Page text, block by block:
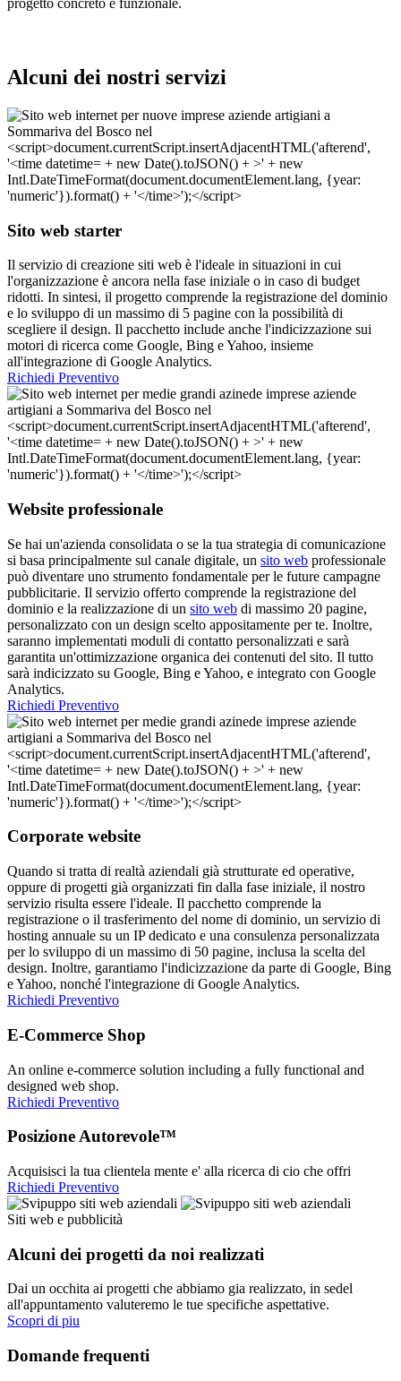
progetto concreto e funzionale.
Alcuni dei nostri servizi
Sito web starter
Il servizio di creazione siti web è l'ideale in situazioni in cui
l'organizzazione è ancora nella fase iniziale o in caso di budget
ridotti. In sintesi, il progetto comprende la registrazione del dominio
e lo sviluppo di un massimo di 5 pagine con la possibilità di
scegliere il design. Il pacchetto include anche l'indicizzazione sui
motori di ricerca come Google, Bing e Yahoo, insieme
all'integrazione di Google Analytics.
Richiedi Preventivo
Website professionale
Se hai un'azienda consolidata o se la tua strategia di comunicazione
si basa principalmente sul canale digitale, un sito web professionale
può diventare uno strumento fondamentale per le future campagne
pubblicitarie. Il servizio offerto comprende la registrazione del
dominio e la realizzazione di un sito web di massimo 20 pagine,
personalizzato con un design scelto appositamente per te. Inoltre,
saranno implementati moduli di contatto personalizzati e sarà
garantita un'ottimizzazione organica dei contenuti del sito. Il tutto
sarà indicizzato su Google, Bing e Yahoo, e integrato con Google
Analytics.
Richiedi Preventivo
Corporate website
Quando si tratta di realtà aziendali già strutturate ed operative,
oppure di progetti già organizzati fin dalla fase iniziale, il nostro
servizio risulta essere l'ideale. Il pacchetto comprende la
registrazione o il trasferimento del nome di dominio, un servizio di
hosting annuale su un IP dedicato e una consulenza personalizzata
per lo sviluppo di un massimo di 50 pagine, inclusa la scelta del
design. Inoltre, garantiamo l'indicizzazione da parte di Google, Bing
e Yahoo, nonché l'integrazione di Google Analytics.
Richiedi Preventivo
E-Commerce Shop
An online e-commerce solution including a fully functional and
designed web shop.
Richiedi Preventivo
Posizione Autorevole™
Acquisisci la tua clientela mente e' alla ricerca di cio che offri
Richiedi Preventivo
Siti web e pubblicità
Alcuni dei progetti da noi realizzati
Dai un occhita ai progetti che abbiamo gia realizzato, in sedel
all'appuntamento valuteremo le tue specifiche aspettative.
Scopri di piu
Domande frequenti